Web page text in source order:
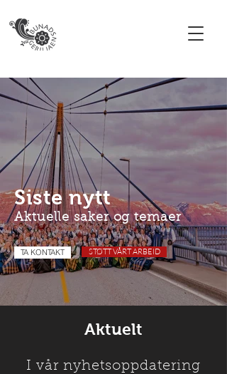
Aktuelle saker og temaer
Siste nytt
TA KONTAKT STØTT VÅRT ARBEID
Aktuelt
I vår nyhetsoppdatering